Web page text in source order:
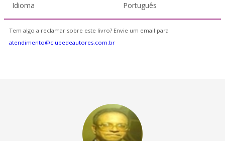
Idioma Português
Tem algo a reclamar sobre este livro? Envie um email para
atendimento@clubedeautores.com.br